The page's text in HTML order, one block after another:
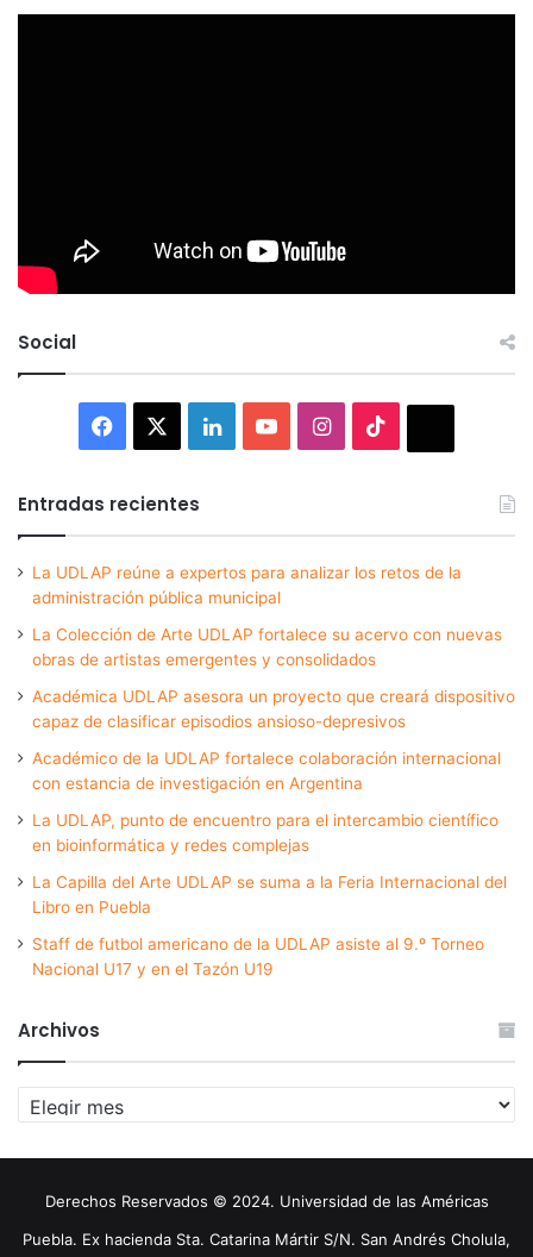
Social
Facebook LinkedInYouTubeInstagram
Entradas recientes
La UDLAP reúne a expertos para analizar los retos de la
administración pública municipal
La Colección de Arte UDLAP fortalece su acervo con nuevas
obras de artistas emergentes y consolidados
Académica UDLAP asesora un proyecto que creará dispositivo
capaz de clasificar episodios ansioso-depresivos
Académico de la UDLAP fortalece colaboración internacional
con estancia de investigación en Argentina
La UDLAP, punto de encuentro para el intercambio científico
en bioinformática y redes complejas
La Capilla del Arte UDLAP se suma a la Feria Internacional del
Libro en Puebla
Staff de futbol americano de la UDLAP asiste al 9.º Torneo
Nacional U17 y en el Tazón U19
Archivos
Archivos
Derechos Reservados © 2024. Universidad de las Américas
Puebla. Ex hacienda Sta. Catarina Mártir S/N. San Andrés Cholula,